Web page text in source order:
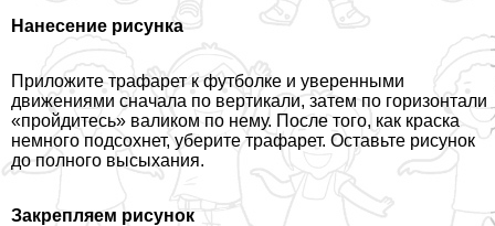
Нанесение рисунка
Приложите трафарет к футболке и уверенными
движениями сначала по вертикали, затем по горизонтали
«пройдитесь» валиком по нему. После того, как краска
немного подсохнет, уберите трафарет. Оставьте рисунок
до полного высыхания.
Закрепляем рисунок